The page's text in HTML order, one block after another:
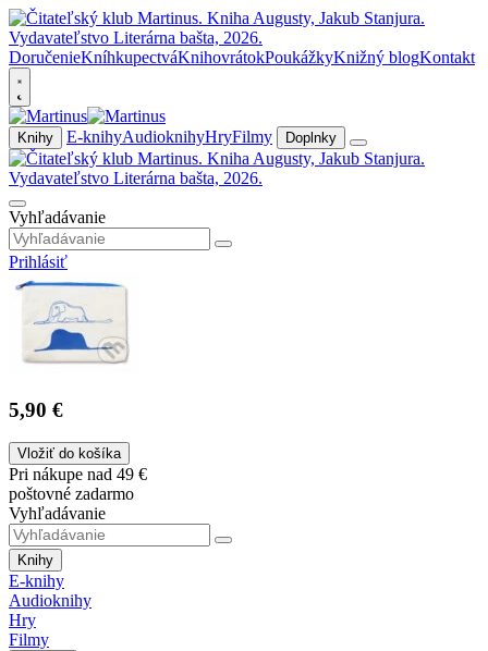
DoručenieKníhkupectváKnihovrátokPoukážkyKnižný blogKontakt
Knihy E-knihyAudioknihyHryFilmy Doplnky
Vyhľadávanie
Prihlásiť
5,90 €
Vložiť do košíka
Pri nákupe nad 49 €
poštovné zadarmo
Vyhľadávanie
Knihy
E-knihy
Audioknihy
Hry
Filmy